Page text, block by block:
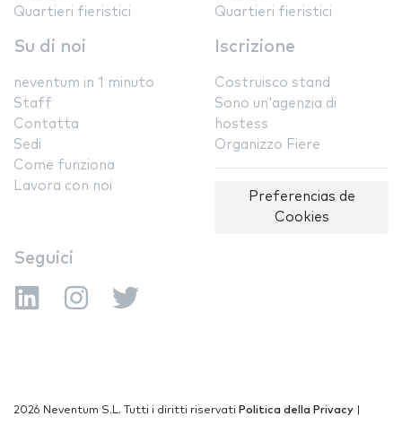
Quartieri fieristici
Quartieri fieristici
Su di noi
neventum in 1 minuto
Staff
Contatta
Sedi
Come funziona
Lavora con noi
Iscrizione
Costruisco stand
Sono un'agenzia di
hostess
Organizzo Fiere
Preferencias de
Cookies
Seguici
2026 Neventum S.L. Tutti i diritti riservati Politica della Privacy